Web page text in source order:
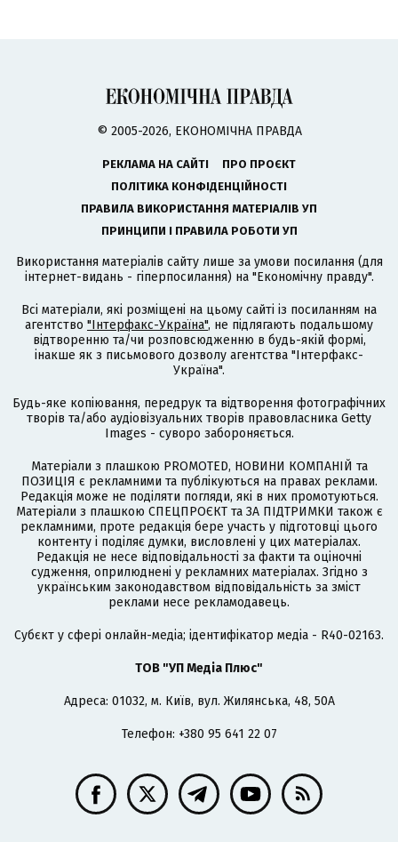
© 2005-2026, ЕКОНОМІЧНА ПРАВДА
РЕКЛАМА НА САЙТІ
ПРО ПРОЄКТ
ПОЛІТИКА КОНФІДЕНЦІЙНОСТІ
ПРАВИЛА ВИКОРИСТАННЯ МАТЕРІАЛІВ УП
ПРИНЦИПИ І ПРАВИЛА РОБОТИ УП
Використання матеріалів сайту лише за умови посилання (для
інтернет-видань - гіперпосилання) на "Економічну правду".
Всі матеріали, які розміщені на цьому сайті із посиланням на
агентство "Інтерфакс-Україна", не підлягають подальшому
відтворенню та/чи розповсюдженню в будь-якій формі,
інакше як з письмового дозволу агентства "Інтерфакс-
Україна".
Будь-яке копіювання, передрук та відтворення фотографічних
творів та/або аудіовізуальних творів правовласника Getty
Images - суворо забороняється.
Матеріали з плашкою PROMOTED, НОВИНИ КОМПАНІЙ та
ПОЗИЦІЯ є рекламними та публікуються на правах реклами.
Редакція може не поділяти погляди, які в них промотуються.
Матеріали з плашкою СПЕЦПРОЄКТ та ЗА ПІДТРИМКИ також є
рекламними, проте редакція бере участь у підготовці цього
контенту і поділяє думки, висловлені у цих матеріалах.
Редакція не несе відповідальності за факти та оціночні
судження, оприлюднені у рекламних матеріалах. Згідно з
українським законодавством відповідальність за зміст
реклами несе рекламодавець.
Cубєкт у сфері онлайн-медіа; ідентифікатор медіа - R40-02163.
ТОВ "УП Медіа Плюс"
Адреса: 01032, м. Київ, вул. Жилянська, 48, 50А
Телефон: +380 95 641 22 07